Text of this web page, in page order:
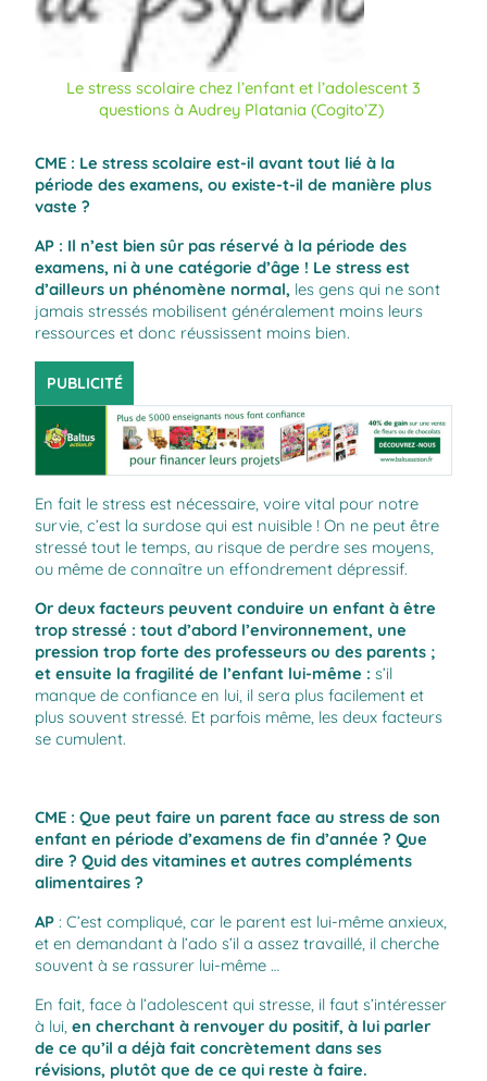
Le stress scolaire chez l’enfant et l’adolescent 3
questions à Audrey Platania (Cogito’Z)
CME : Le stress scolaire est-il avant tout lié à la
période des examens, ou existe-t-il de manière plus
vaste ?
AP : Il n’est bien sûr pas réservé à la période des
examens, ni à une catégorie d’âge ! Le stress est
d’ailleurs un phénomène normal, les gens qui ne sont
jamais stressés mobilisent généralement moins leurs
ressources et donc réussissent moins bien.
PUBLICITÉ
En fait le stress est nécessaire, voire vital pour notre
survie, c’est la surdose qui est nuisible ! On ne peut être
stressé tout le temps, au risque de perdre ses moyens,
ou même de connaître un effondrement dépressif.
Or deux facteurs peuvent conduire un enfant à être
trop stressé : tout d’abord l’environnement, une
pression trop forte des professeurs ou des parents ;
et ensuite la fragilité de l’enfant lui-même : s’il
manque de confiance en lui, il sera plus facilement et
plus souvent stressé. Et parfois même, les deux facteurs
se cumulent.
CME : Que peut faire un parent face au stress de son
enfant en période d’examens de fin d’année ? Que
dire ? Quid des vitamines et autres compléments
alimentaires ?
AP : C’est compliqué, car le parent est lui-même anxieux,
et en demandant à l’ado s’il a assez travaillé, il cherche
souvent à se rassurer lui-même …
En fait, face à l’adolescent qui stresse, il faut s’intéresser
à lui, en cherchant à renvoyer du positif, à lui parler
de ce qu’il a déjà fait concrètement dans ses
révisions, plutôt que de ce qui reste à faire.